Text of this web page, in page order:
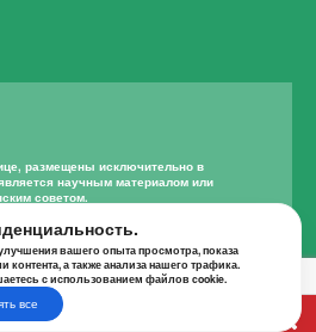
размещены исключительно в
научным материалом или
советом.
лекарственных средств может
специалистом с учетом
болезни.
А К Ц И И
вашего опыта просмотра, показа
а также анализа нашего трафика.
с использованием файлов cookie.
все